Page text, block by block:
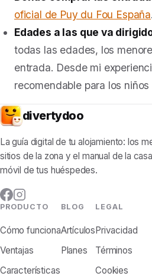
oficial de Puy du Fou España.
Edades a las que va
todas las edades, los
entrada. Desde mi
recomendable para los
divertydoo
La guía digital de tu alojamiento: los
sitios de la zona y el manual de la
móvil de tus huéspedes.
PRODUCTO
Cómo funciona
Ventajas
Características
BLOG
Artículos
Planes
LEGAL
Privacidad
Términos
Cookies